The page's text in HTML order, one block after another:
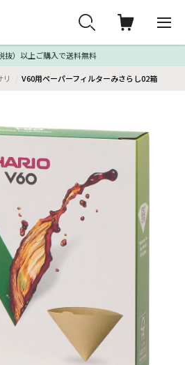
抜）以上ご購入で送料無料
リ V60用ペーパーフィルターみさらし02箱